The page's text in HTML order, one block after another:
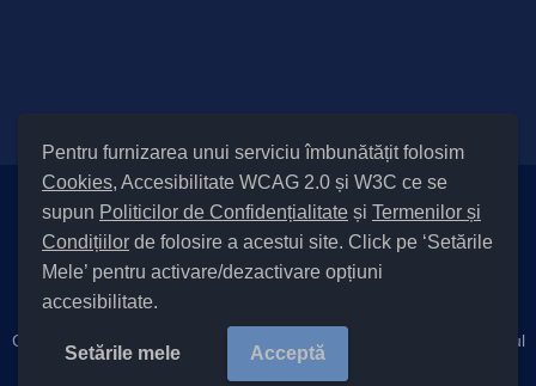
Pentru furnizarea unui serviciu îmbunătățit folosim
Cookies, Accesibilitate WCAG 2.0 și W3C ce se
supun Politicilor de Confidențialitate și Termenilor și
Condițiilor de folosire a acestui site. Click pe ‘Setările
Mele’ pentru activare/dezactivare opțiuni
accesibilitate.
Setările mele Acceptă
Setări Cookies și Accesibilitate
Informare cu privire la prelucrarea datelor|Politică de utilizare
| Termeni și condiții de utilizare a site-ului
Cod Județ 4 / Județul Bacău / Tipul UAT – 14 – C – Comună / Codul
SIRUTA al Unității Administrativ-Teritoriale 21855 / Cleja